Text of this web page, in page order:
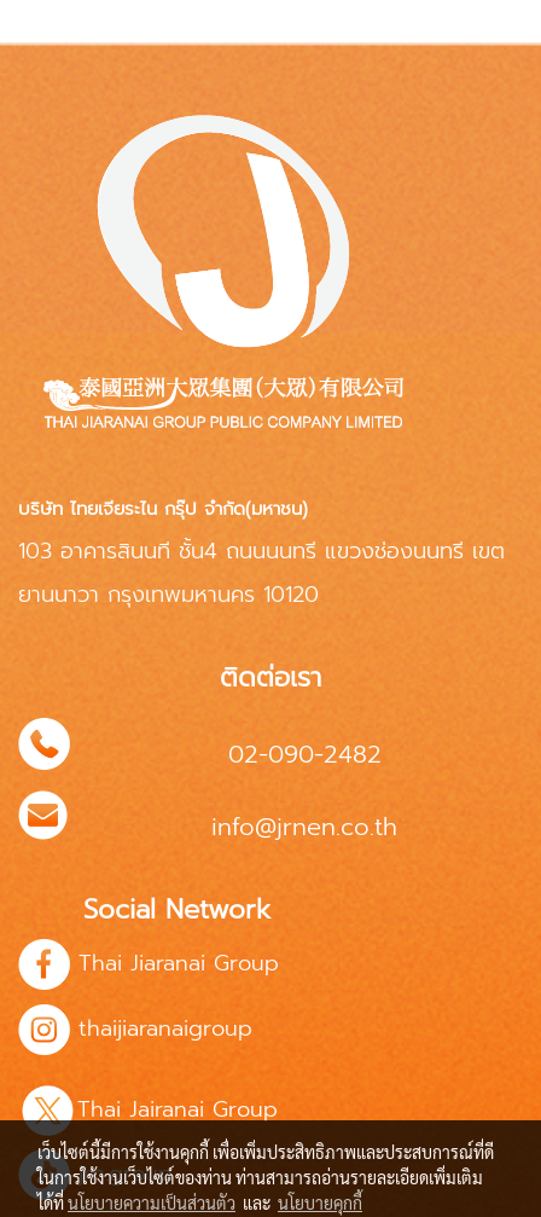
บริษัท ไทยเจียระไน กรุ๊ป จำกัด(มหาชน)
103 อาคารสินนที ชั้น4 ถนนนนทรี แขวงช่องนนทรี เขต
ยานนาวา กรุงเทพมหานคร 10120
ติดต่อเรา
02-090-2482
info@jrnen.co.th
Social Network
Thai Jiaranai Group
thaijiaranaigroup
Thai Jairanai Group
jrn.group
เว็บไซต์นี้มีการใช้งานคุกกี้ เพื่อเพิ่มประสิทธิภาพและประสบการณ์ที่ดี
ในการใช้งานเว็บไซต์ของท่าน ท่านสามารถอ่านรายละเอียดเพิ่มเติม
ได้ที่นโยบายความเป็นส่วนตัว และ นโยบายคุกกี้